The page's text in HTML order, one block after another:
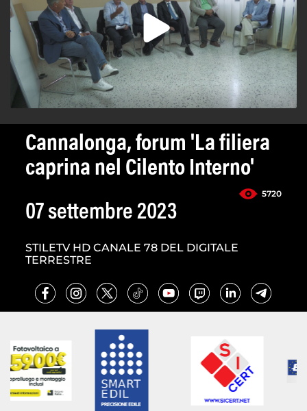
Cannalonga, forum 'La filiera
caprina nel Cilento Interno'
5720
07 settembre 2023
STILETV HD CANALE 78 DEL DIGITALE
TERRESTRE